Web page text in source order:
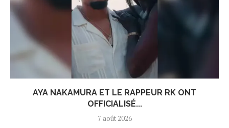
AYA NAKAMURA ET LE RAPPEUR RK ONT
OFFICIALISÉ...
7 août 2026